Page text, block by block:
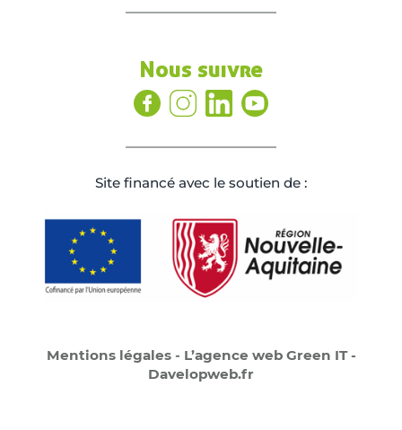
Nous suivre
Site ﬁnancé avec le soutien de :
Mentions légales- L’agence web Green IT -
Davelopweb.fr